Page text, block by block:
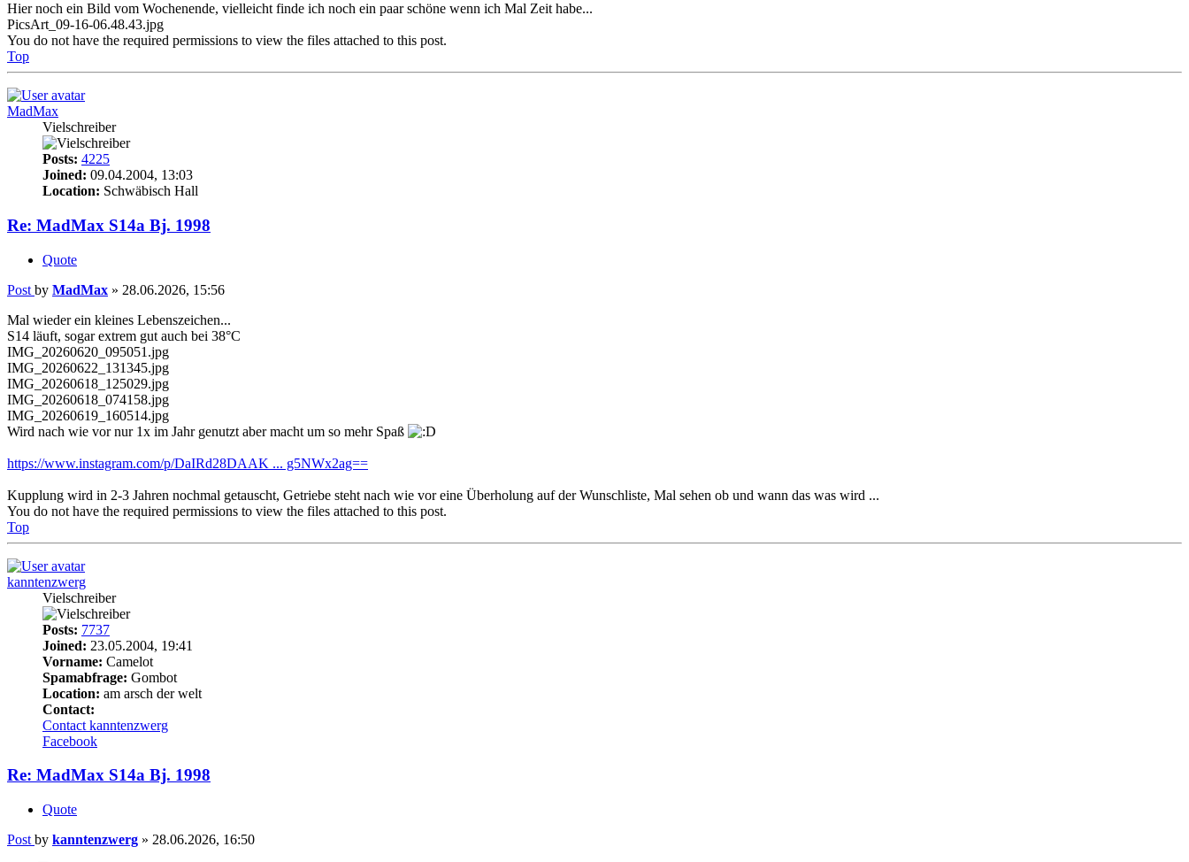
Hier noch ein Bild vom Wochenende, vielleicht finde ich noch ein paar schöne wenn ich Mal Zeit habe...
PicsArt_09-16-06.48.43.jpg
You do not have the required permissions to view the files attached to this post.
Top
MadMax
Vielschreiber
Posts: 4225
Joined: 09.04.2004, 13:03
Location: Schwäbisch Hall
Re: MadMax S14a Bj. 1998
Quote
Post by MadMax » 28.06.2026, 15:56
Mal wieder ein kleines Lebenszeichen...
S14 läuft, sogar extrem gut auch bei 38°C
IMG_20260620_095051.jpg
IMG_20260622_131345.jpg
IMG_20260618_125029.jpg
IMG_20260618_074158.jpg
IMG_20260619_160514.jpg
Wird nach wie vor nur 1x im Jahr genutzt aber macht um so mehr Spaß
https://www.instagram.com/p/DaIRd28DAAK ... g5NWx2ag==
Kupplung wird in 2-3 Jahren nochmal getauscht, Getriebe steht nach wie vor eine Überholung auf der Wunschliste, Mal sehen ob und wann das was wird ...
You do not have the required permissions to view the files attached to this post.
Top
kanntenzwerg
Vielschreiber
Posts: 7737
Joined: 23.05.2004, 19:41
Vorname: Camelot
Spamabfrage: Gombot
Location: am arsch der welt
Contact:
Contact kanntenzwerg
Facebook
Re: MadMax S14a Bj. 1998
Quote
Post by kanntenzwerg » 28.06.2026, 16:50